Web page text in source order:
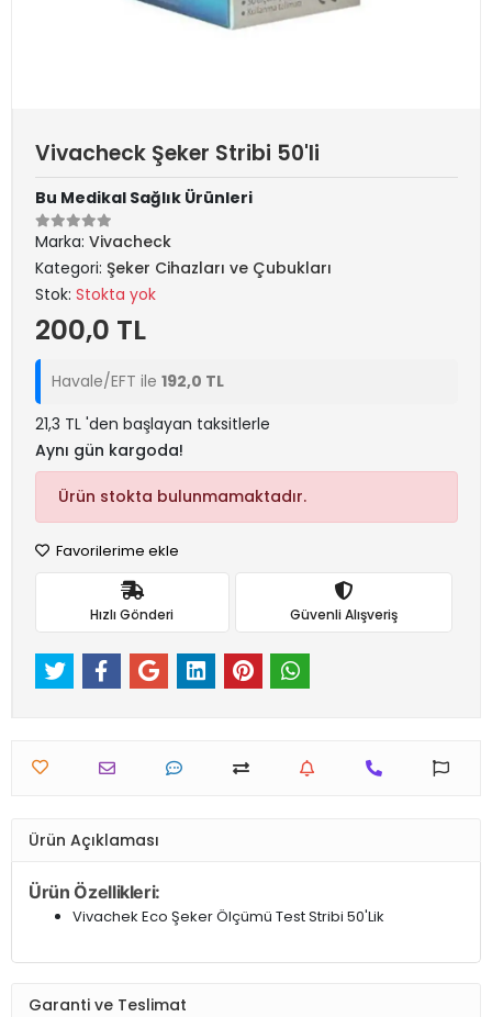
Vivacheck Şeker Stribi 50'li
Bu Medikal Sağlık Ürünleri
Marka: Vivacheck
Kategori: Şeker Cihazları ve Çubukları
Stok: Stokta yok
200,0 TL
Havale/EFT ile 192,0 TL
21,3 TL 'den başlayan taksitlerle
Aynı gün kargoda!
Ürün stokta bulunmamaktadır.
Favorilerime ekle
Hızlı Gönderi Güvenli Alışveriş
Ürün Açıklaması
Ürün Özellikleri:
Vivachek Eco Şeker Ölçümü Test Stribi 50'Lik
Garanti ve Teslimat